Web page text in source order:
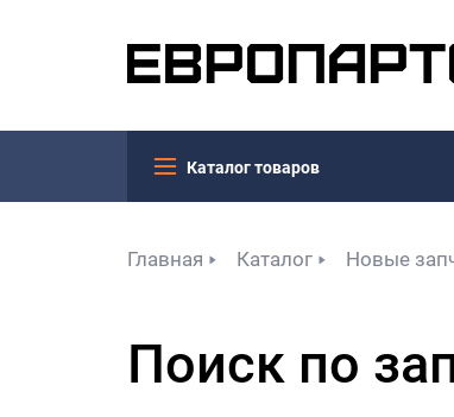
Каталог товаров
Главная Каталог Новые
Поиск по